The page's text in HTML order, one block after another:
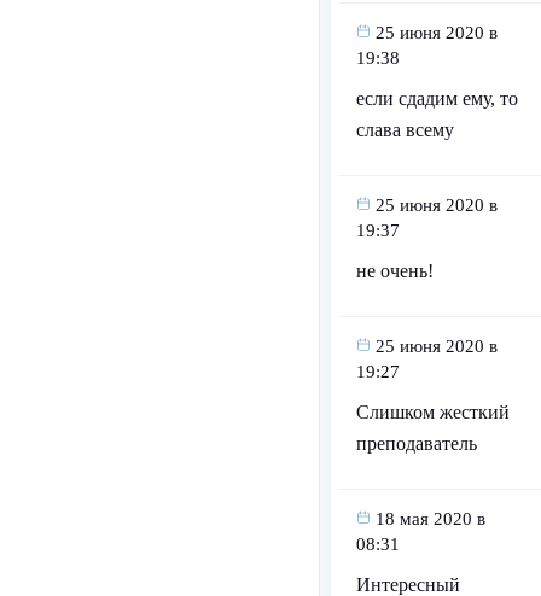
25 июня 2020 в
19:38
если сдадим ему, то
слава всему
25 июня 2020 в
19:37
не очень!
25 июня 2020 в
19:27
Слишком жесткий
преподаватель
18 мая 2020 в
08:31
Интересный